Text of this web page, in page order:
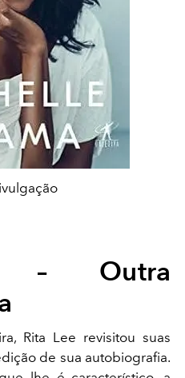
– Outra
Rita Lee revisitou suas
de sua autobiografia.